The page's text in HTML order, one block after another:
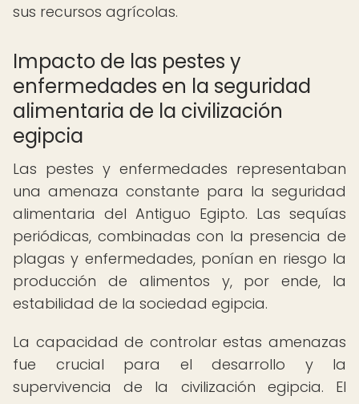
sus recursos agrícolas.
Impacto de las pestes y
enfermedades en la seguridad
alimentaria de la civilización
egipcia
Las pestes y enfermedades representaban
una amenaza constante para la seguridad
alimentaria del Antiguo Egipto. Las sequías
periódicas, combinadas con la presencia de
plagas y enfermedades, ponían en riesgo la
producción de alimentos y, por ende, la
estabilidad de la sociedad egipcia.
La capacidad de controlar estas amenazas
fue crucial para el desarrollo y la
supervivencia de la civilización egipcia. El